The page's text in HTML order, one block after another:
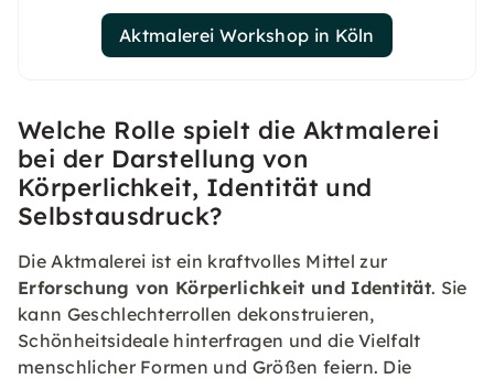
Aktmalerei Workshop in Köln
Welche Rolle spielt die Aktmalerei
bei der Darstellung von
Körperlichkeit, Identität und
Selbstausdruck?
Die Aktmalerei ist ein kraftvolles Mittel zur
Erforschung von Körperlichkeit und Identität. Sie
kann Geschlechterrollen dekonstruieren,
Schönheitsideale hinterfragen und die Vielfalt
menschlicher Formen und Größen feiern. Die